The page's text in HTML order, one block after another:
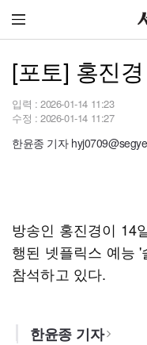
[포토] 홍진
입력 : 2026-01-14 11:23
수정 : 2026-01-14 11:27
한윤종 기자
방송인 홍진경이 14
행된 넷플릭스 예능
참석하고 있다.
한윤종 기자